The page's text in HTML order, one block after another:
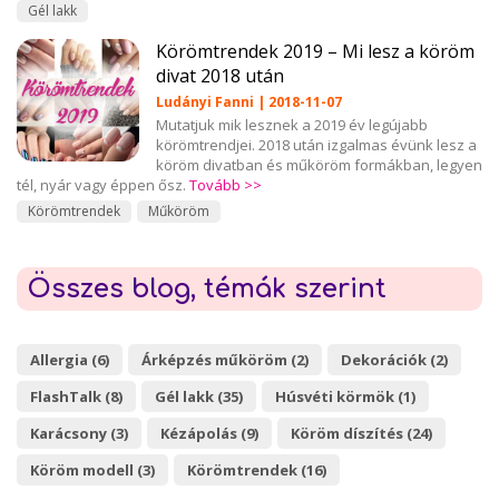
Gél lakk
Körömtrendek 2019 – Mi lesz a köröm
divat 2018 után
Ludányi Fanni | 2018-11-07
Mutatjuk mik lesznek a 2019 év legújabb
körömtrendjei. 2018 után izgalmas évünk lesz a
köröm divatban és műköröm formákban, legyen
tél, nyár vagy éppen ősz. Tovább >>
Körömtrendek Műköröm
Összes blog, témák szerint
Allergia (6) Árképzés műköröm (2)
Dekorációk (2)
FlashTalk (8)
Gél lakk (35)
Húsvéti körmök (1)
Karácsony (3)
Kézápolás (9)
Köröm díszítés (24)
Köröm modell (3)
Körömtrendek (16)